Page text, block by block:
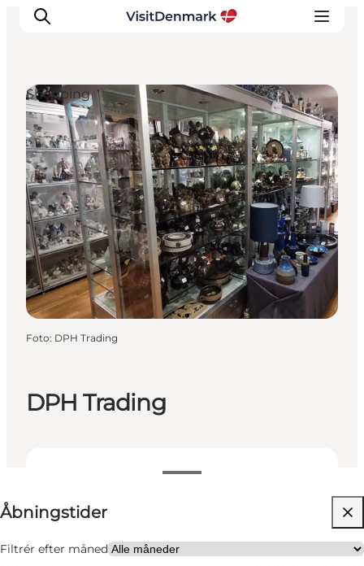
Inspiration
Destinationer
Oplevelser
Overnatning
Planlæg ferien
DPH Trading
Åbningstider
Filtrér efter måned
Besøg hjemmeside
Shopping
Foto: DPH Trading